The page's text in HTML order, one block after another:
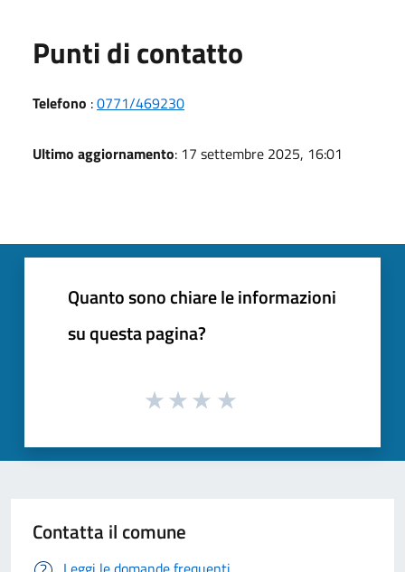
Punti di contatto
Telefono :0771/469230
Ultimo aggiornamento: 17 settembre 2025, 16:01
Quanto sono chiare le informazioni
su questa pagina?
Contatta il comune